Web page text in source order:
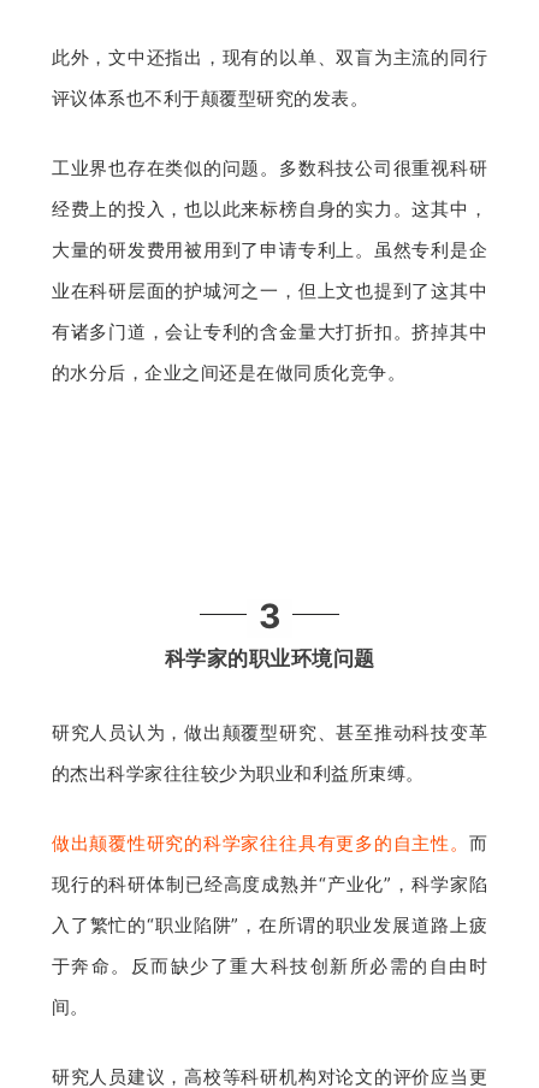
此外，文中还指出，现有的以单、双盲为主流的同行
评议体系也不利于颠覆型研究的发表。
工业界也存在类似的问题。多数科技公司很重视科研
经费上的投入，也以此来标榜自身的实力。这其中，
大量的研发费用被用到了申请专利上。虽然专利是企
业在科研层面的护城河之一，但上文也提到了这其中
有诸多门道，会让专利的含金量大打折扣。挤掉其中
的水分后，企业之间还是在做同质化竞争。
3
科学家的职业环境问题
研究人员认为，做出颠覆型研究、甚至推动科技变革
的杰出科学家往往较少为职业和利益所束缚。
做出颠覆性研究的科学家往往具有更多的自主性。 而
现行的科研体制已经高度成熟并“产业化”，科学家陷
入了繁忙的“职业陷阱”，在所谓的职业发展道路上疲
于奔命。反而缺少了重大科技创新所必需的自由时
间。
研究人员建议，高校等科研机构对论文的评价应当更